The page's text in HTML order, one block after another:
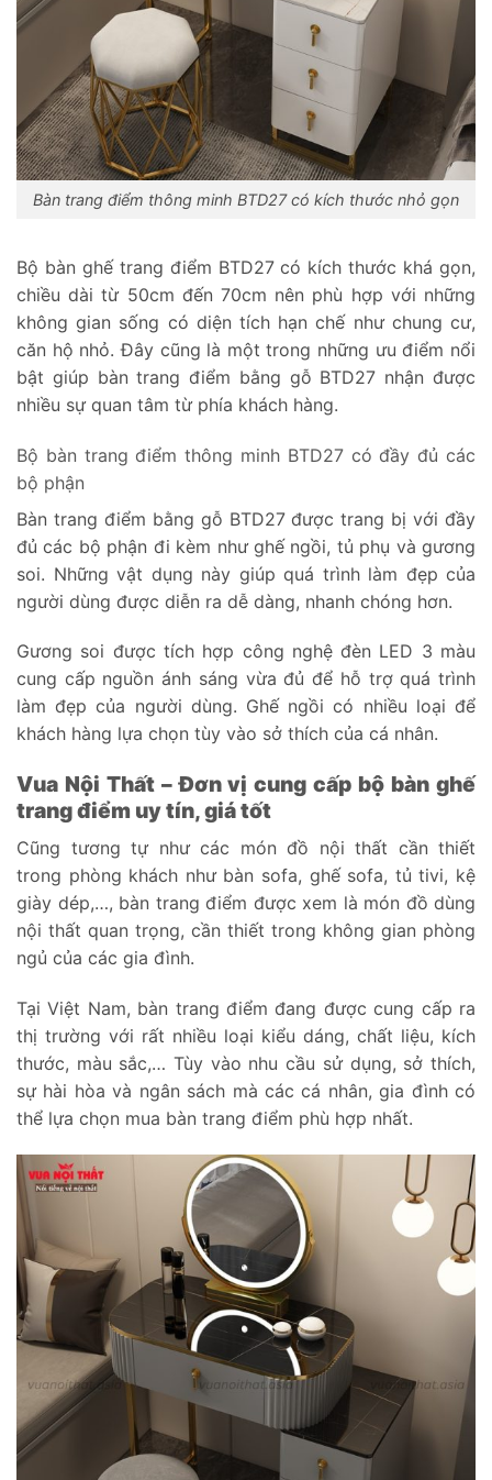
Bàn trang điểm thông minh BTD27 có kích thước nhỏ gọn
Bộ bàn ghế trang điểm BTD27 có kích thước khá gọn,
chiều dài từ 50cm đến 70cm nên phù hợp với những
không gian sống có diện tích hạn chế như chung cư,
căn hộ nhỏ. Đây cũng là một trong những ưu điểm nổi
bật giúp bàn trang điểm bằng gỗ BTD27 nhận được
nhiều sự quan tâm từ phía khách hàng.
Bộ bàn trang điểm thông minh BTD27 có đầy đủ các
bộ phận
Bàn trang điểm bằng gỗ BTD27 được trang bị với đầy
đủ các bộ phận đi kèm như ghế ngồi, tủ phụ và gương
soi. Những vật dụng này giúp quá trình làm đẹp của
người dùng được diễn ra dễ dàng, nhanh chóng hơn.
Gương soi được tích hợp công nghệ đèn LED 3 màu
cung cấp nguồn ánh sáng vừa đủ để hỗ trợ quá trình
làm đẹp của người dùng. Ghế ngồi có nhiều loại để
khách hàng lựa chọn tùy vào sở thích của cá nhân.
Vua Nội Thất – Đơn vị cung cấp bộ bàn ghế
trang điểm uy tín, giá tốt
Cũng tương tự như các món đồ nội thất cần thiết
trong phòng khách như bàn sofa, ghế sofa, tủ tivi, kệ
giày dép,…, bàn trang điểm được xem là món đồ dùng
nội thất quan trọng, cần thiết trong không gian phòng
ngủ của các gia đình.
Tại Việt Nam, bàn trang điểm đang được cung cấp ra
thị trường với rất nhiều loại kiểu dáng, chất liệu, kích
thước, màu sắc,… Tùy vào nhu cầu sử dụng, sở thích,
sự hài hòa và ngân sách mà các cá nhân, gia đình có
thể lựa chọn mua bàn trang điểm phù hợp nhất.